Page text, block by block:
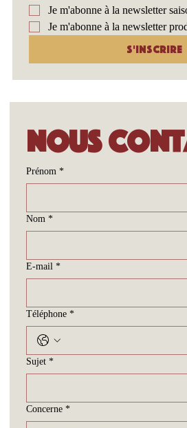
Je m'abonne à la newsletter
Je m'abonne à la newsletter
S'inscrire
Nous
Prénom *
Nom *
E-mail *
Téléphone *
Sujet *
Concerne *